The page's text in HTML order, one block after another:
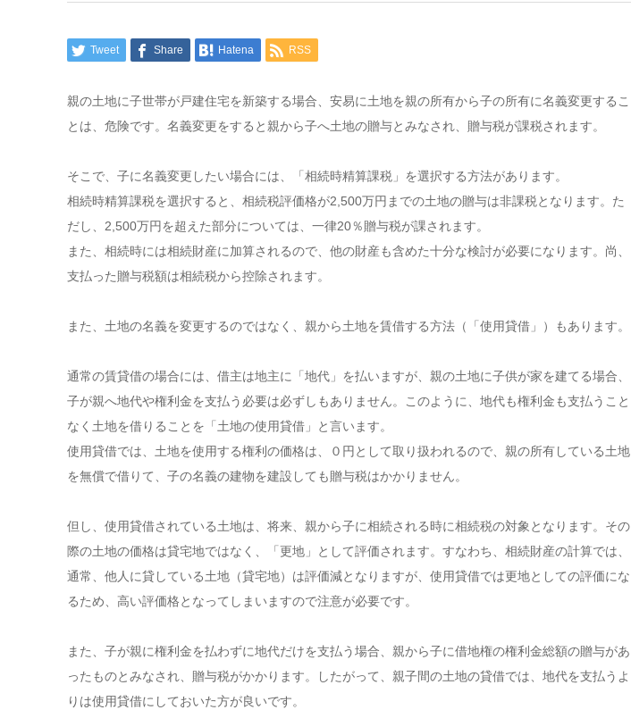
Tweet Share Hatena RSS
親の土地に子世帯が戸建住宅を新築する場合、安易に土地を親の所有から子の所有に名義変更するこ
とは、危険です。名義変更をすると親から子へ土地の贈与とみなされ、贈与税が課税されます。
そこで、子に名義変更したい場合には、「相続時精算課税」を選択する方法があります。
相続時精算課税を選択すると、相続税評価格が2,500万円までの土地の贈与は非課税となります。た
だし、2,500万円を超えた部分については、一律20％贈与税が課されます。
また、相続時には相続財産に加算されるので、他の財産も含めた十分な検討が必要になります。尚、
支払った贈与税額は相続税から控除されます。
また、土地の名義を変更するのではなく、親から土地を賃借する方法（「使用貸借」）もあります。
通常の賃貸借の場合には、借主は地主に「地代」を払いますが、親の土地に子供が家を建てる場合、
子が親へ地代や権利金を支払う必要は必ずしもありません。このように、地代も権利金も支払うこと
なく土地を借りることを「土地の使用貸借」と言います。
使用貸借では、土地を使用する権利の価格は、０円として取り扱われるので、親の所有している土地
を無償で借りて、子の名義の建物を建設しても贈与税はかかりません。
但し、使用貸借されている土地は、将来、親から子に相続される時に相続税の対象となります。その
際の土地の価格は貸宅地ではなく、「更地」として評価されます。すなわち、相続財産の計算では、
通常、他人に貸している土地（貸宅地）は評価減となりますが、使用貸借では更地としての評価にな
るため、高い評価格となってしまいますので注意が必要です。
また、子が親に権利金を払わずに地代だけを支払う場合、親から子に借地権の権利金総額の贈与があ
ったものとみなされ、贈与税がかかります。したがって、親子間の土地の貸借では、地代を支払うよ
りは使用貸借にしておいた方が良いです。